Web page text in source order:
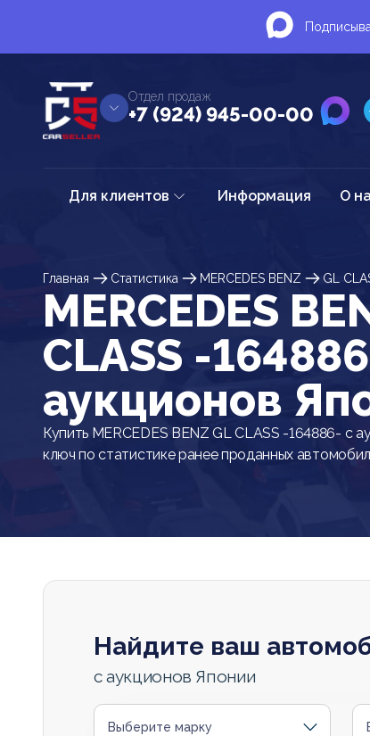
Отдел продаж
+7 (924) 945-00-00
Для клиентов Информация О
Главная Статистика MERCEDES BENZ GL
MERCEDES
CLASS -
аукционов
Купить MERCEDES BENZ GL CLASS -164886- с
ключ по статистике ранее проданных
Найдите ваш
с аукционов Японии
Выберите марку